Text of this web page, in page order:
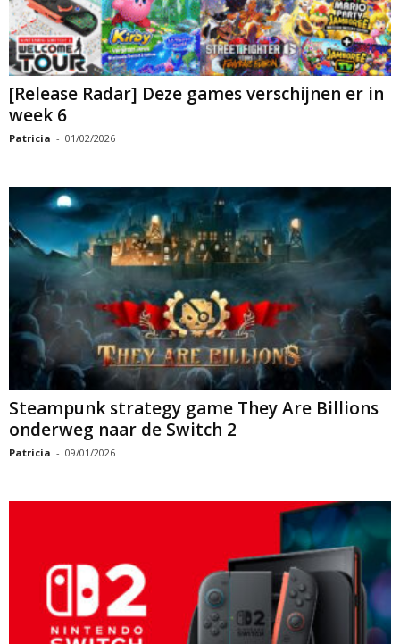
[Release Radar] Deze games verschijnen er in
week 6
Patricia - 01/02/2026
Steampunk strategy game They Are Billions
onderweg naar de Switch 2
Patricia - 09/01/2026